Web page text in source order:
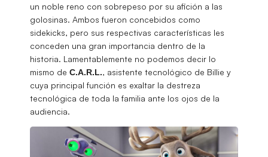
un noble reno con sobrepeso por su afición a las
golosinas. Ambos fueron concebidos como
sidekicks, pero sus respectivas características les
conceden una gran importancia dentro de la
historia. Lamentablemente no podemos decir lo
mismo de C.A.R.L., asistente tecnológico de Billie y
cuya principal función es exaltar la destreza
tecnológica de toda la familia ante los ojos de la
audiencia.